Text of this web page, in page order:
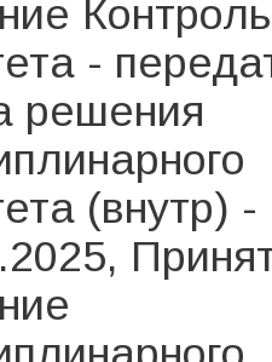
-
решения
(внутр) -